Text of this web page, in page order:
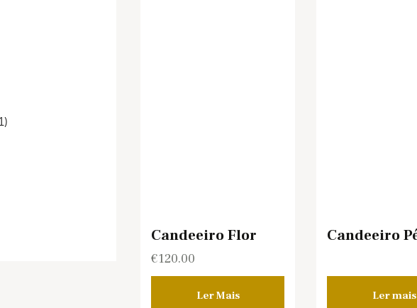
Candeeiro Flor
€120.00
Ler Mais
Candeeiro
Ler mais